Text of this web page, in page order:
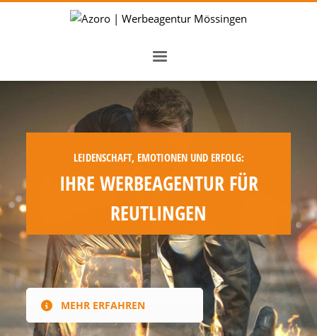
LEIDENSCHAFT, EMOTIONEN UND ERFOLG:
IHRE WERBEAGENTUR FÜR
REUTLINGEN
MEHR ERFAHREN